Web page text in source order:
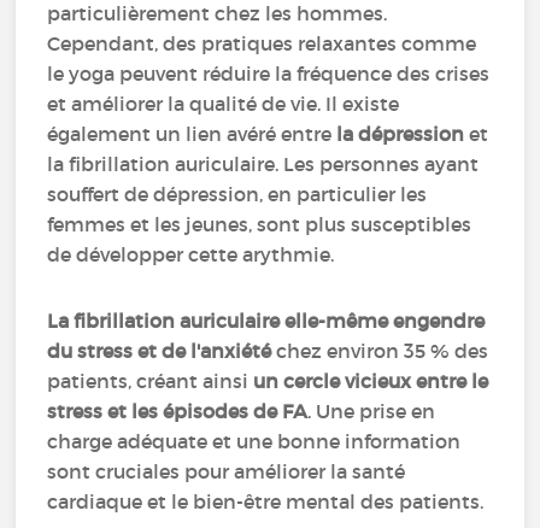
particulièrement chez les hommes.
Cependant, des pratiques relaxantes comme
le yoga peuvent réduire la fréquence des crises
et améliorer la qualité de vie. Il existe
également un lien avéré entre la dépression et
la fibrillation auriculaire. Les personnes ayant
souffert de dépression, en particulier les
femmes et les jeunes, sont plus susceptibles
de développer cette arythmie.
La fibrillation auriculaire elle-même engendre
du stress et de l'anxiétéchez environ 35 % des
patients, créant ainsi un cercle vicieux entre le
stress et les épisodes de FA. Une prise en
charge adéquate et une bonne information
sont cruciales pour améliorer la santé
cardiaque et le bien-être mental des patients.